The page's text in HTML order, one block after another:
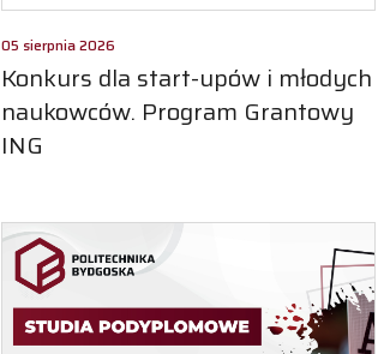
05 sierpnia 2026
Konkurs dla start-upów i młodych
naukowców. Program Grantowy
ING